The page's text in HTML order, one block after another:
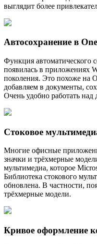
выглядит более
Автосохранение в
Функция автоматического
появилась в приложениях
поколения. Это похоже на
добавляем в документы,
Очень удобно работать над
Стоковое
Многие офисные
значки и трёхмерные
мультимедиа, которое
Библиотека стокового
обновлена. В частности,
трёхмерные модели.
Кривое оформление